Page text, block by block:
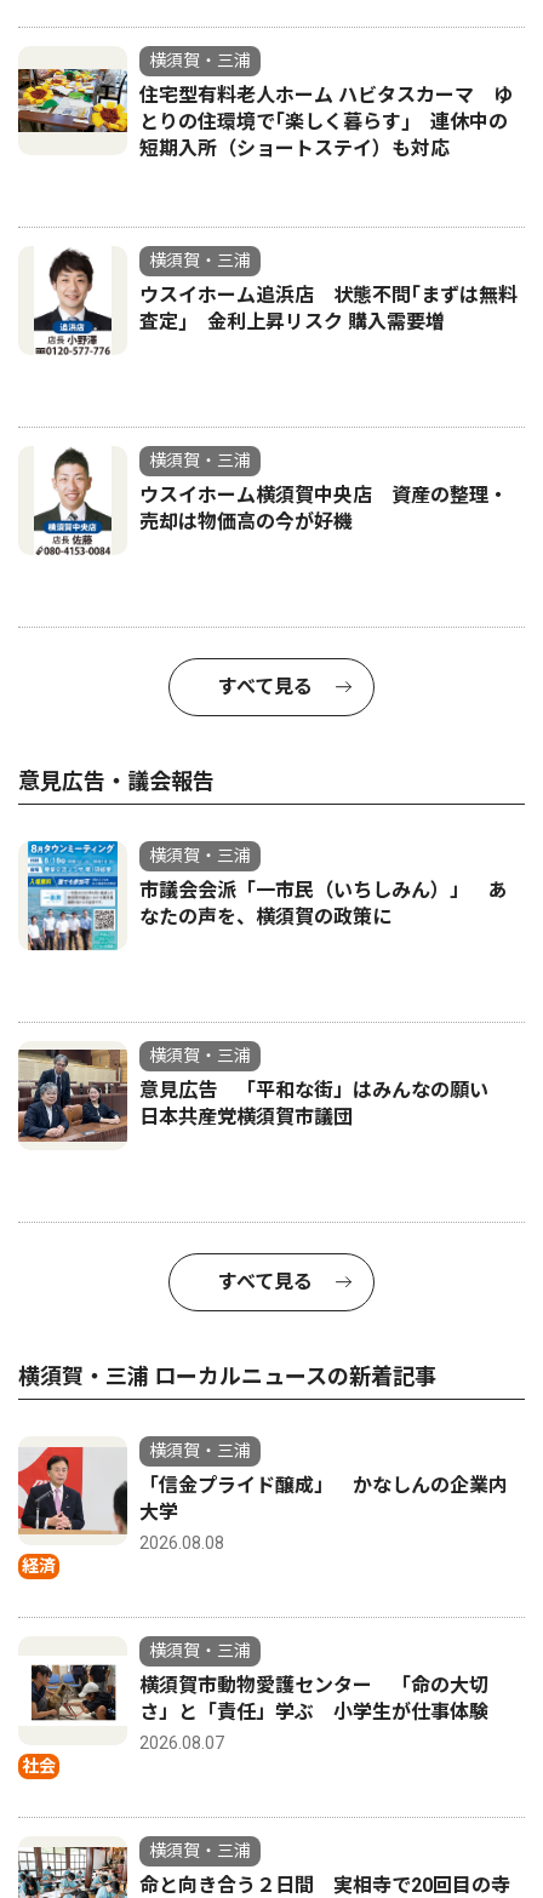
横須賀・三浦
住宅型有料老人ホーム ハビタスカーマ ゆ
とりの住環境で｢楽しく暮らす｣ 連休中の
短期入所（ショートステイ）も対応
横須賀・三浦
ウスイホーム追浜店 状態不問｢まずは無料
査定｣ 金利上昇リスク 購入需要増
横須賀・三浦
ウスイホーム横須賀中央店 資産の整理・
売却は物価高の今が好機
すべて見る
意見広告・議会報告
横須賀・三浦
市議会会派「一市民（いちしみん）」 あ
なたの声を、横須賀の政策に
横須賀・三浦
意見広告 「平和な街」はみんなの願い
日本共産党横須賀市議団
すべて見る
横須賀・三浦 ローカルニュースの新着記事
経済
横須賀・三浦
「信金プライド醸成」 かなしんの企業内
大学
2026.08.08
社会
横須賀・三浦
横須賀市動物愛護センター 「命の大切
さ」と「責任」学ぶ 小学生が仕事体験
2026.08.07
横須賀・三浦
命と向き合う２日間 実相寺で20回目の寺